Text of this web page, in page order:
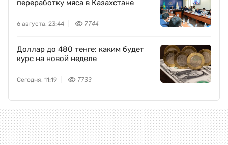
переработку мяса в Казахстане
6 августа, 23:44 7744
Доллар до 480 тенге: каким будет
курс на новой неделе
Сегодня, 11:19 7733